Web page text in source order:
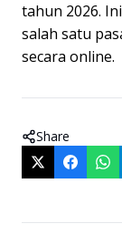
tahun 2026.
salah satu
secara online.
Share